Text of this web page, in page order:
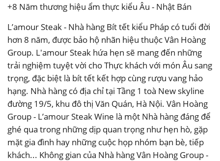
+8 Năm thương hiệu ẩm thực kiểu Âu - Nhật Bán
L’amour Steak - Nhà hàng Bít tết kiểu Pháp có tuổi đời
hơn 8 năm, được bảo hộ nhãn hiệu thuộc Vân Hoàng
Group. L'amour Steak hứa hẹn sẽ mang đến những
trải nghiệm tuyệt vời cho Thực khách với món Âu sang
trọng, đặc biệt là bít tết kết hợp cùng rượu vang hảo
hạng. Nhà hàng có địa chỉ tại Tầng 1 toà New skyline
đường 19/5, khu đô thị Văn Quán, Hà Nội. Vân Hoàng
Group - L’amour Steak Wine là một Nhà hàng đáng để
ghé qua trong những dịp quan trọng như hẹn hò, gặp
mặt gia đình hay những cuộc họp nhóm bạn bè, tiếp
khách... Không gian của Nhà hàng Vân Hoàng Group -